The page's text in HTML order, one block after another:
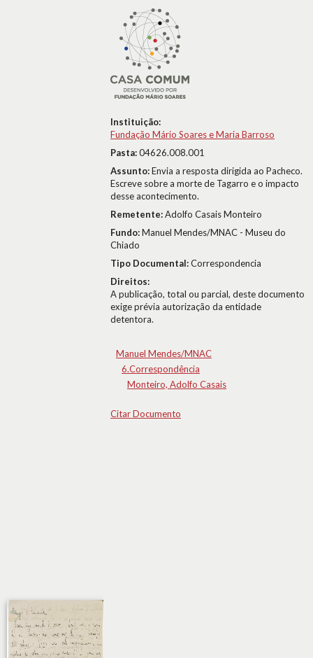
Instituição:
Fundação Mário Soares e Maria Barroso
Pasta:04626.008.001
Assunto:Envia a resposta dirigida ao Pacheco.
Escreve sobre a morte de Tagarro e o impacto
desse acontecimento.
Remetente:Adolfo Casais Monteiro
Fundo:Manuel Mendes/MNAC - Museu do
Chiado
Tipo Documental:Correspondencia
Direitos:
A publicação, total ou parcial, deste documento
exige prévia autorização da entidade
detentora.
Manuel Mendes/MNAC
6.Correspondência
Monteiro, Adolfo Casais
Citar Documento